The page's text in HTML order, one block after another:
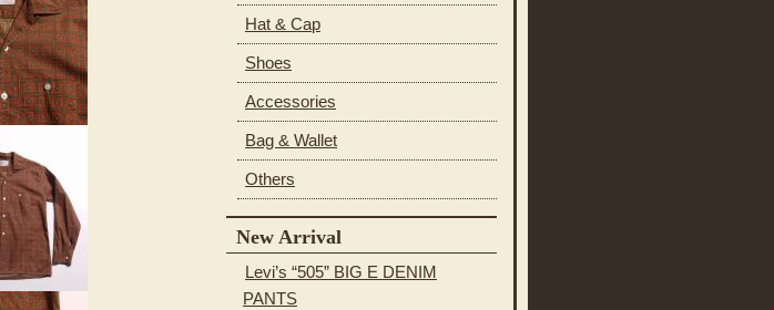
Hat & Cap
Shoes
Accessories
Bag & Wallet
Others
New Arrival
Levi’s “505” BIG E DENIM
PANTS